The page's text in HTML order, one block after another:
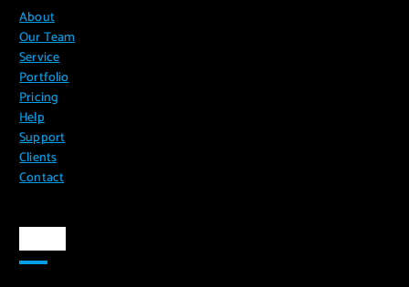
About
Our Team
Service
Portfolio
Pricing
Help
Support
Clients
Contact